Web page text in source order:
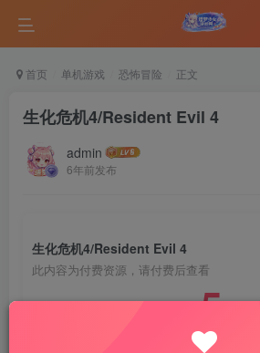
首页 单机游戏 恐怖冒险 正文
生化危机4/Resident Evil 4
admin
6年前发布
生化危机4/Resident Evil 4
此内容为付费资源，请付费后查看
5